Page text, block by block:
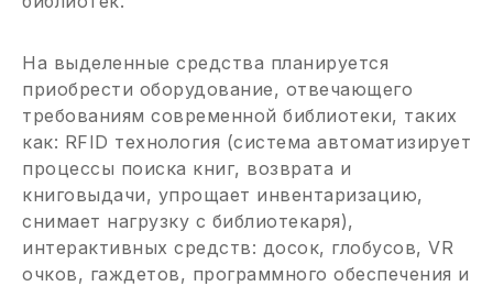
На выделенные средства планируется
приобрести оборудование, отвечающего
требованиям современной библиотеки, таких
как: RFID технология (система автоматизирует
процессы поиска книг, возврата и
книговыдачи, упрощает инвентаризацию,
снимает нагрузку с библиотекаря),
интерактивных средств: досок, глобусов, VR
очков, гаждетов, программного обеспечения и